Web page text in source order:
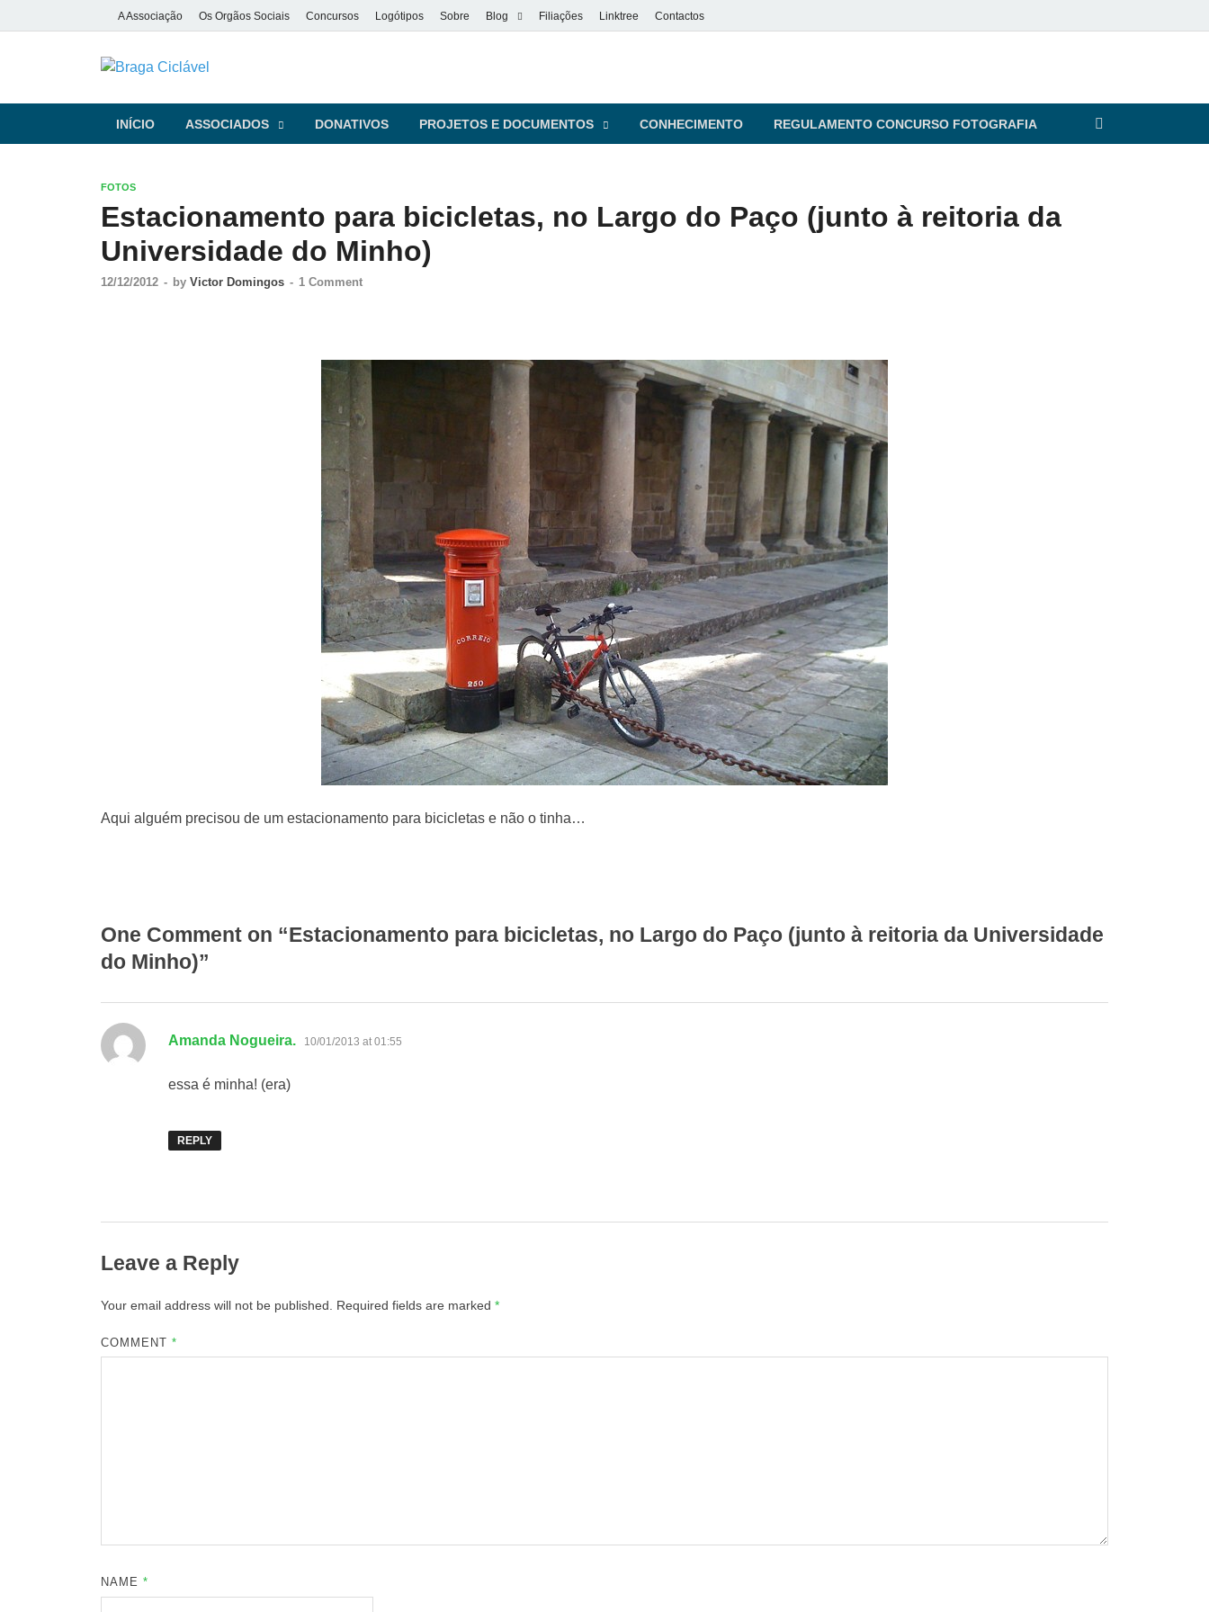
A Associação Os Orgãos Sociais Concursos Logótipos Sobre Blog Filiações Linktree Contactos
Braga Ciclável
INÍCIO ASSOCIADOS DONATIVOS PROJETOS E DOCUMENTOS CONHECIMENTO REGULAMENTO CONCURSO FOTOGRAFIA
FOTOS
Estacionamento para bicicletas, no Largo do Paço (junto à reitoria da
Universidade do Minho)
12/12/2012 - by Victor Domingos - 1 Comment
Aqui alguém precisou de um estacionamento para bicicletas e não o tinha…
One Comment on “Estacionamento para bicicletas, no Largo do Paço (junto à reitoria da Universidade
do Minho)”
Amanda Nogueira. says:
10/01/2013 at 01:55
essa é minha! (era)
REPLY
Leave a Reply
Your email address will not be published. Required fields are marked *
COMMENT*
NAME*